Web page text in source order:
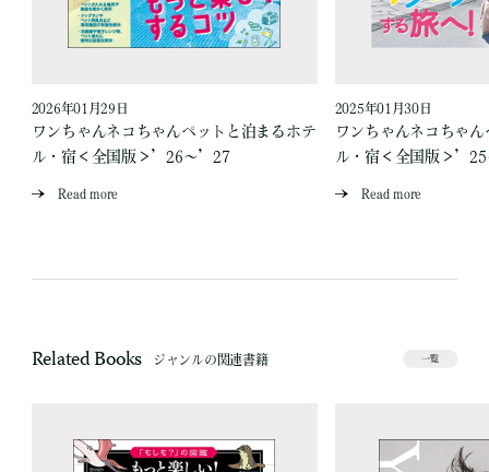
2026年01月29日
ワンちゃんネコちゃんペットと泊まるホテ
ル・宿＜全国版＞’26～’27
Read more
2025年01月30日
ワンちゃんネコちゃ
ル・宿＜全国版＞
Read more
Related Books ジャンルの関連書籍 一覧